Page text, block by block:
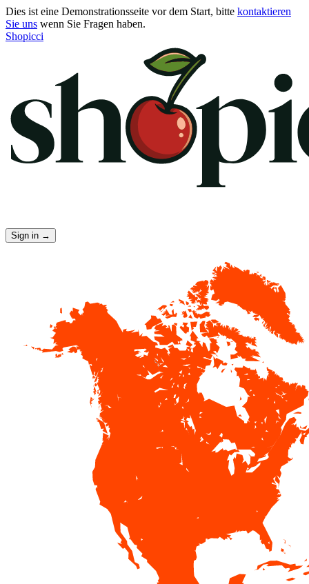
Dies ist eine Demonstrationsseite vor dem Start, bitte kontaktieren
Sie uns wenn Sie Fragen haben.
Shopicci
Sign in →